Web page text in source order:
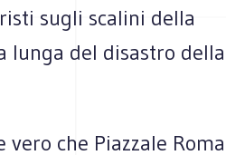
sugli scalini della
lunga del disastro della
che Piazzale Roma